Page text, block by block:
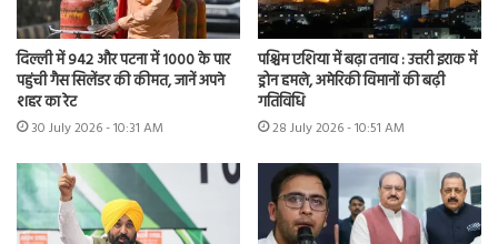
दिल्ली में 942 और पटना में 1000 के पार
पहुंची गैस सिलेंडर की कीमत, जानें अपने
शहर का रेट
30 July 2026 - 10:31 AM
पश्चिम एशिया में बढ़ा तनाव : उत्तरी इराक में
ड्रोन हमले, अमेरिकी विमानों की बढ़ी
गतिविधि
28 July 2026 - 10:51 AM